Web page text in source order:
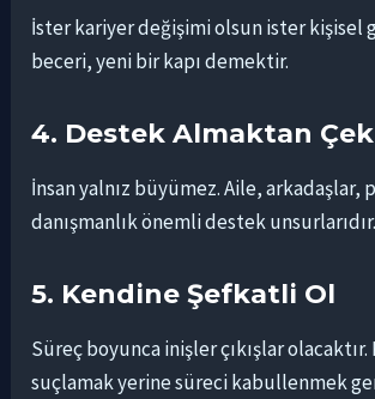
İster kariyer değişimi olsun ister kişisel
beceri, yeni bir kapı demektir.
4. Destek Almaktan
İnsan yalnız büyümez. Aile, arkadaşlar,
danışmanlık önemli destek unsurlarıdır.
5. Kendine Şefkatli Ol
Süreç boyunca inişler çıkışlar
suçlamak yerine süreci kabullenmek